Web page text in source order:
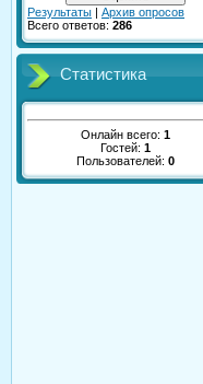
Результаты | Архив опросов
Всего ответов: 286
Статистика
Онлайн всего: 1
Гостей: 1
Пользователей: 0